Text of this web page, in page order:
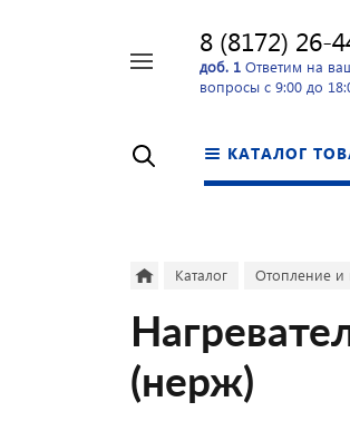
доб. 1 Ответим на
вопросы с 9:00 до
КАТАЛОГ
Каталог Отопление и
(нерж)